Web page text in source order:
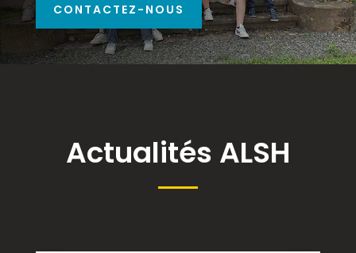
CONTACTEZ-NOUS
Actualités ALSH